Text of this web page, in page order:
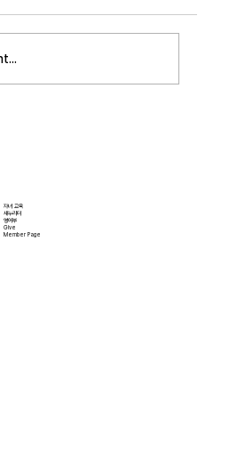
가지가 있습니다. 첫째는 안일주
혁명 이후 급속도로 발전한 물질
삶을 매우 편리하게 만들어 주었
자녀 교육
새누리터
영어부
Give
Member Page